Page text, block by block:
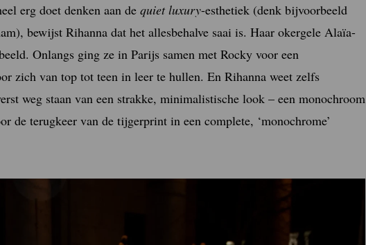
erg doet denken aan de quiet luxury-esthetiek (denk bijvoorbeeld
bewijst Rihanna dat het allesbehalve saai is. Haar okergele Alaïa-
Onlangs ging ze in Parijs samen met Rocky voor een
zich van top tot teen in leer te hullen. En Rihanna weet zelfs
weg staan van een strakke, minimalistische look – een monochroom
de terugkeer van de tijgerprint in een complete, ‘monochrome’